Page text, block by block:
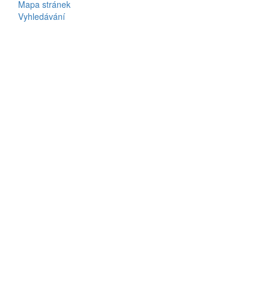
Mapa stránek
Vyhledávání